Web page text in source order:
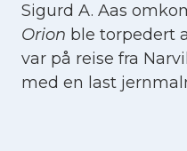
Sigurd A. Aas
Orion ble torpedert
var på reise fra
med en last